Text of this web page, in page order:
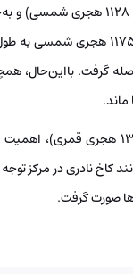
پس از مرگ نادرشاه (در سال
سلسله افشاریه که تا سال ۱۱۷۵
گرفت. بااین‌حال،
در دوره قاجاریه (۱۱۷۵ تا ۱۳۰۴
کاخ نادری در مرکز توجه
صورت گرفت.